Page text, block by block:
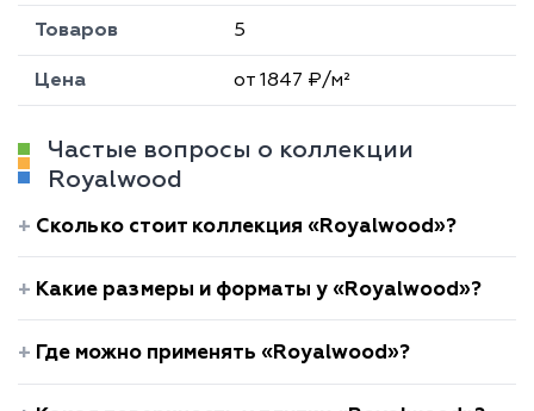
Товаров 5
Цена от 1847 ₽/м²
Частые вопросы о коллекции
Royalwood
Сколько стоит коллекция «Royalwood»?
Какие размеры и форматы у «Royalwood»?
Где можно применять «Royalwood»?